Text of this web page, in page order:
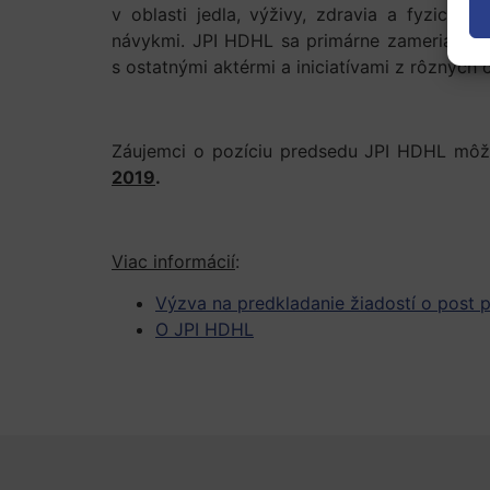
v oblasti jedla, výživy, zdravia a fyzickej
návykmi. JPI HDHL sa primárne
s ostatnými aktérmi a iniciatívami z rôznych
Záujemci o pozíciu predsedu JPI HDHL
2019.
Viac informácií:
Výzva na predkladanie žiadostí o post
O JPI HDHL